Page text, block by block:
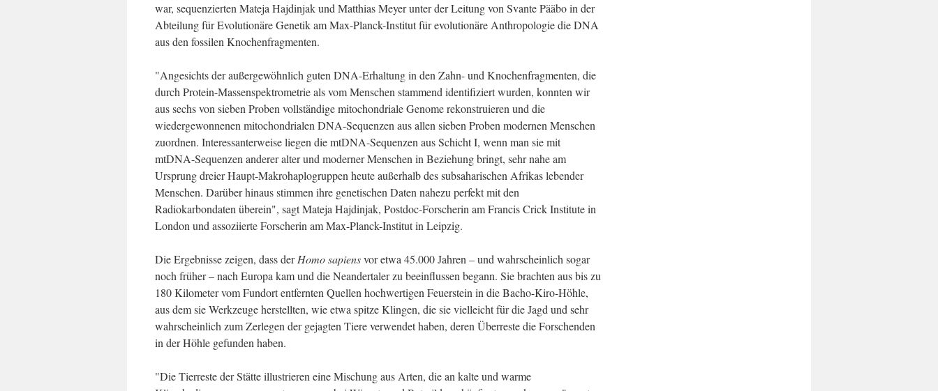
war, sequenzierten Mateja Hajdinjak und Matthias Meyer unter der Leitung von Svante Pääbo in der
Abteilung für Evolutionäre Genetik am Max-Planck-Institut für evolutionäre Anthropologie die DNA
aus den fossilen Knochenfragmenten.
"Angesichts der außergewöhnlich guten DNA-Erhaltung in den Zahn- und Knochenfragmenten, die
durch Protein-Massenspektrometrie als vom Menschen stammend identifiziert wurden, konnten wir
aus sechs von sieben Proben vollständige mitochondriale Genome rekonstruieren und die
wiedergewonnenen mitochondrialen DNA-Sequenzen aus allen sieben Proben modernen Menschen
zuordnen. Interessanterweise liegen die mtDNA-Sequenzen aus Schicht I, wenn man sie mit
mtDNA-Sequenzen anderer alter und moderner Menschen in Beziehung bringt, sehr nahe am
Ursprung dreier Haupt-Makrohaplogruppen heute außerhalb des subsaharischen Afrikas lebender
Menschen. Darüber hinaus stimmen ihre genetischen Daten nahezu perfekt mit den
Radiokarbondaten überein", sagt Mateja Hajdinjak, Postdoc-Forscherin am Francis Crick Institute in
London und assoziierte Forscherin am Max-Planck-Institut in Leipzig.
Die Ergebnisse zeigen, dass derHomo sapiensvor etwa 45.000 Jahren – und wahrscheinlich sogar
noch früher – nach Europa kam und die Neandertaler zu beeinflussen begann. Sie brachten aus bis zu
180 Kilometer vom Fundort entfernten Quellen hochwertigen Feuerstein in die Bacho-Kiro-Höhle,
aus dem sie Werkzeuge herstellten, wie etwa spitze Klingen, die sie vielleicht für die Jagd und sehr
wahrscheinlich zum Zerlegen der gejagten Tiere verwendet haben, deren Überreste die Forschenden
in der Höhle gefunden haben.
"Die Tierreste der Stätte illustrieren eine Mischung aus Arten, die an kalte und warme